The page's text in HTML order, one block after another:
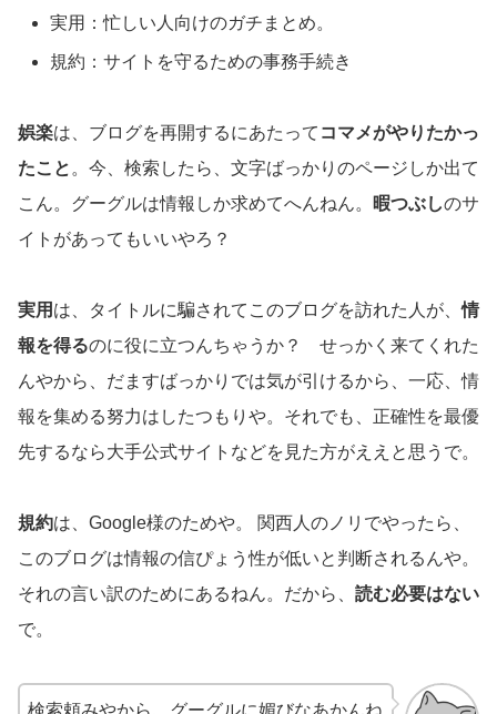
実用：忙しい人向けのガチまとめ。
規約：サイトを守るための事務手続き
娯楽は、ブログを再開するにあたって コマメがやりたかっ
たこと 。今、検索したら、文字ばっかりのページしか出て
こん。グーグルは情報しか求めてへんねん。
暇つぶしのサ
イトがあってもいいやろ？
実用 は、タイトルに騙されてこのブログを訪れた人が、情
報を得るのに役に立つんちゃうか？ せっかく来てくれた
んやから、だますばっかりでは気が引けるから、一応、情
報を集める努力はしたつもりや。それでも、正確性を最優
先するなら大手公式サイトなどを見た方がええと思うで。
規約は、Google様のためや。 関西人のノリでやったら、
このブログは情報の信ぴょう性が低いと判断されるんや。
それの言い訳のためにあるねん。だから、 読む必要はない
で。
検索頼みやから、グーグルに媚びなあかんね